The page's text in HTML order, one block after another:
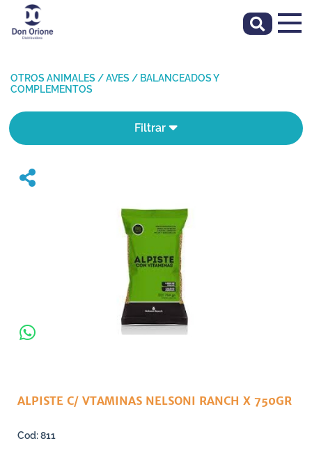
OTROS ANIMALES /AVES / BALANCEADOS Y
COMPLEMENTOS
Filtrar
ALPISTE C/ VTAMINAS NELSONI RANCH X 750GR
811